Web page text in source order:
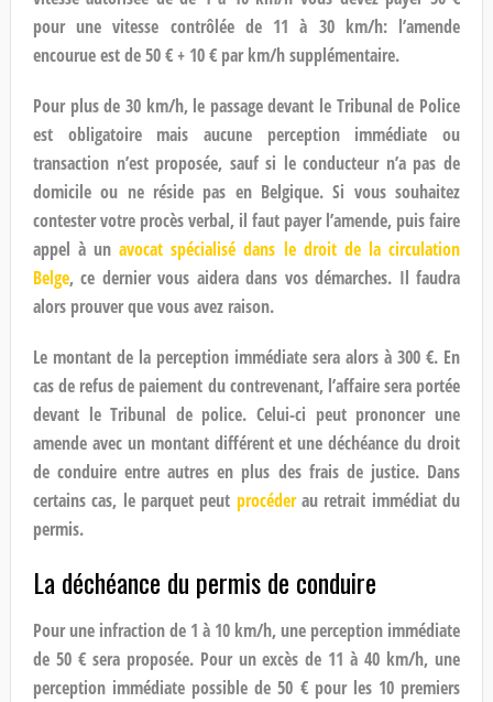
pour une vitesse contrôlée de 11 à 30 km/h: l’amende
encourue est de 50 € + 10 € par km/h supplémentaire.
Pour plus de 30 km/h, le passage devant le Tribunal de Police
est obligatoire mais aucune perception immédiate ou
transaction n’est proposée, sauf si le conducteur n’a pas de
domicile ou ne réside pas en Belgique. Si vous souhaitez
contester votre procès verbal, il faut payer l’amende, puis faire
appel à unavocat spécialisé dans le droit de la circulation
Belge, ce dernier vous aidera dans vos démarches. Il faudra
alors prouver que vous avez raison.
Le montant de la perception immédiate sera alors à 300 €. En
cas de refus de paiement du contrevenant, l’affaire sera portée
devant le Tribunal de police. Celui-ci peut prononcer une
amende avec un montant différent et une déchéance du droit
de conduire entre autres en plus des frais de justice. Dans
certains cas, le parquet peut procéderau retrait immédiat du
permis.
La déchéance du permis de conduire
Pour une infraction de 1 à 10 km/h, une perception immédiate
de 50 € sera proposée. Pour un excès de 11 à 40 km/h, une
perception immédiate possible de 50 € pour les 10 premiers